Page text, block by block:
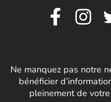
Ne manquez pas notre
bénéficier
pleinement de